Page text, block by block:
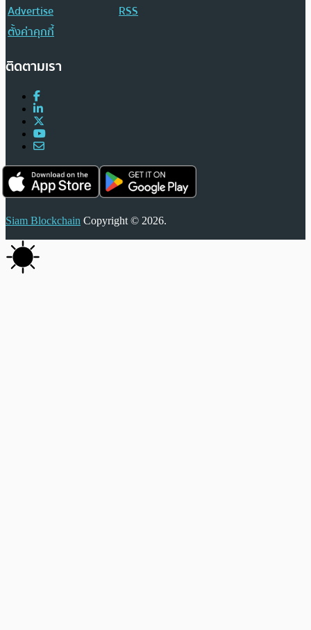
Advertise
RSS
ตั้งค่าคุกกี้
ติดตามเรา
Siam Blockchain Copyright © 2026.